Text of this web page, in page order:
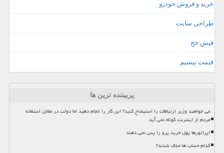
خرید و فروش خودرو
طراحی سایت
فیش حج
قیمت بیسیم
پربیننده ترین ها
می خواهید وزیر ارتباطات را استیضاح کنید؟ این کار را انجام دهید اما دولت در مقابل استفاده
مردم از اینترنت کوتاه نمی آید
اپراتورها پول خرید پرو را پس نمی دهند
کدام حساب ها حذف شدند؟